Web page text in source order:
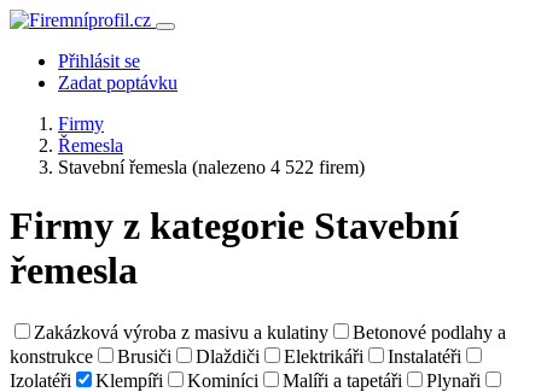
Přihlásit se
Zadat poptávku
Firmy
Řemesla
Stavební řemesla (nalezeno 4 522 firem)
Firmy z kategorie Stavební
řemesla
Zakázková výroba z masivu a kulatiny
Betonové podlahy a
konstrukce
Brusiči Dlaždiči Elektrikáři
Instalatéři
Izolatéři
Klempíři Kominíci Malíři a tapetáři
Plynaři